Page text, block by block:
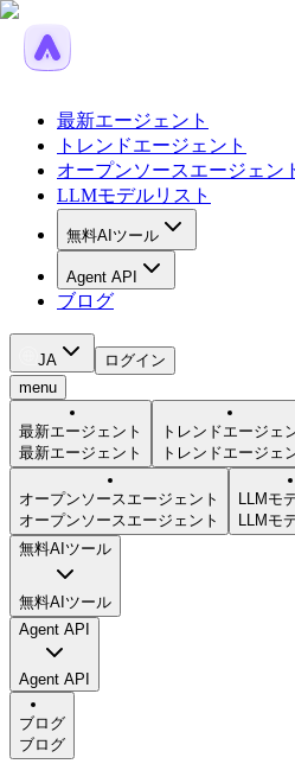
最新エージェント
トレンドエージェント
オープンソースエージェン
LLMモデルリスト
無料AIツール
Agent API
ブログ
JA
ログイン
menu
最新エージェント
最新エージェント
トレンドエージェ
トレンドエージェ
オープンソースエージェント
オープンソースエージェント
LLMモ
LLMモ
無料AIツール
無料AIツール
Agent API
Agent API
ブログ
ブログ